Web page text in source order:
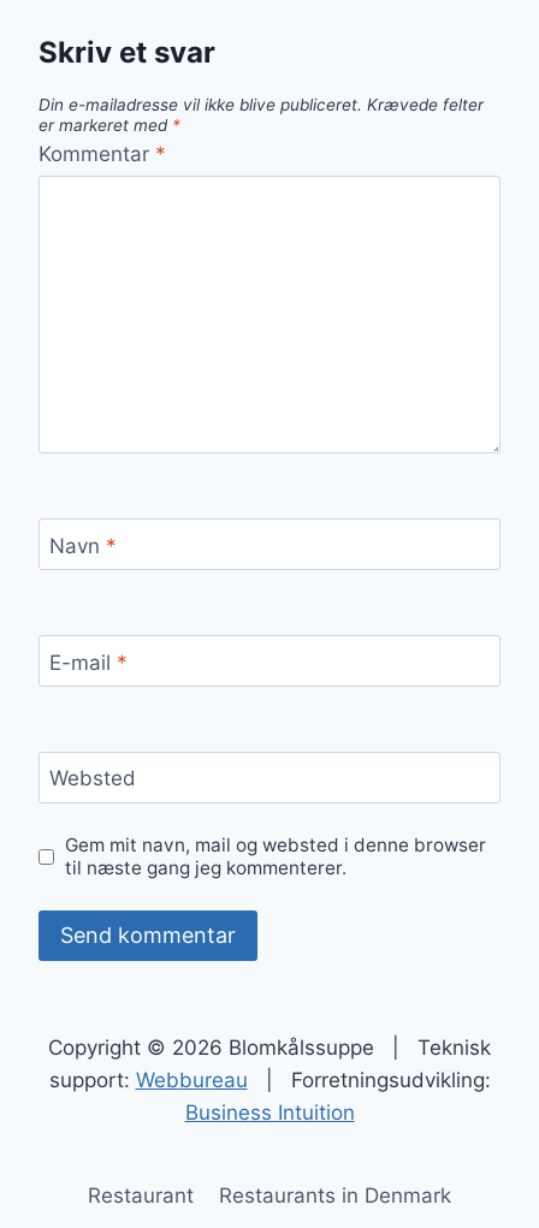
Skriv et svar
Din e-mailadresse vil ikke blive publiceret. Krævede felter
er markeret med *
Kommentar *
Navn *
E-mail *
Websted
Gem mit navn, mail og websted i denne browser
til næste gang jeg kommenterer.
Copyright © 2026 Blomkålssuppe | Teknisk
support: Webbureau | Forretningsudvikling:
Business Intuition
Restaurant Restaurants in Denmark